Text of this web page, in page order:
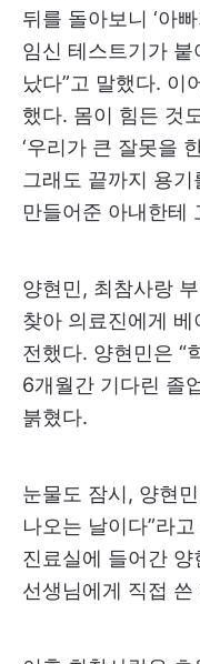
뒤를 돌아보니 ‘아
임신 테스트기가
났다”고 말했다. 이
했다. 몸이 힘든 것
‘우리가 큰 잘못을
그래도 끝까지 용
만들어준 아내한테
양현민, 최참사랑
찾아 의료진에게
전했다. 양현민은 “
6개월간 기다린 졸
붉혔다.
눈물도 잠시, 양현
나오는 날이다”라
진료실에 들어간
선생님에게 직접